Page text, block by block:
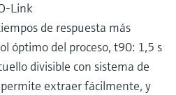
Link
de respuesta más
óptimo del proceso, t90: 1,5 s
divisible con sistema de
extraer fácilmente, y